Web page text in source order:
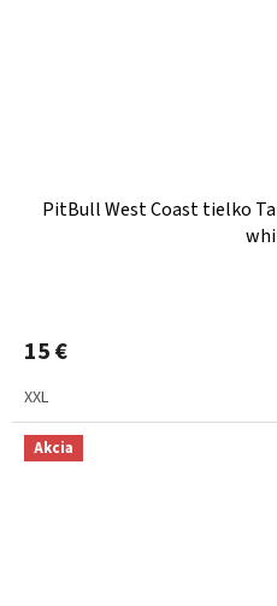
PitBull West Coast tielko
15 €
XXL
Akcia